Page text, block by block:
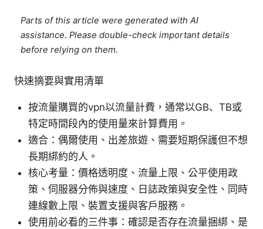
Parts of this article were generated with AI
assistance. Please double-check important details
before relying on them.
快速摘要與實用清單
按流量購買的vpn以流量計費，通常以GB、TB或
特定時間段內的使用量來計算費用。
適合：偶爾使用、出差旅遊、需要短期保護但不想
長期綁約的人。
核心考量：價格透明度、流量上限、公平使用政
策、伺服器分佈與速度、日誌政策與安全性、同時
連線數上限、裝置支援與客戶服務。
使用前必看的三件事：確認是否存在流量捆綁、是